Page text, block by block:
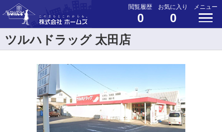
閲覧履歴
0
お気に入り
0
メニュー
ツルハドラッグ 太田店